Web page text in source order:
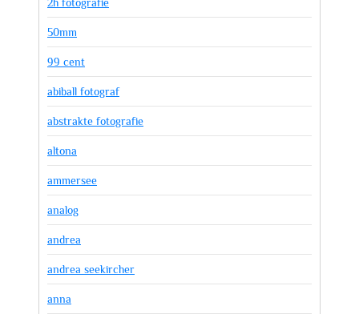
50mm
99 cent
abiball fotograf
abstrakte fotografie
altona
ammersee
analog
andrea
andrea seekircher
anna